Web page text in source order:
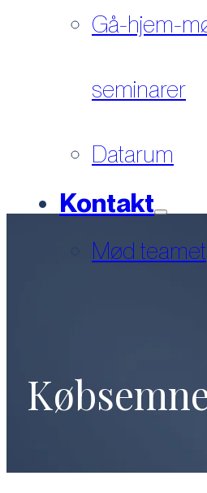
Gå-hjem-
seminarer
Datarum
Kontakt
Mød teamet